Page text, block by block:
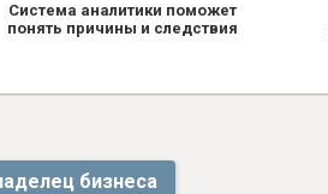
Система аналитики поможет
понять причины и следствия
бизнеса